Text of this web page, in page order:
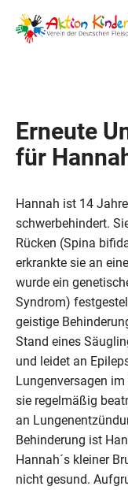
Inhalt
springen
Erneute
für
Hannah ist 14
schwerbehindert.
Rücken (Spina
erkrankte sie an
wurde ein
Syndrom)
geistige
Stand eines
und leidet an
Lungenversagen
sie regelmäßig
an
Behinderung ist
Hannah´s kleiner
nicht gesund.